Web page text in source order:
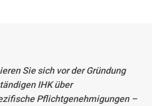
Sie sich vorder Gründung
IHK über
Pflichtgenehmigungen –